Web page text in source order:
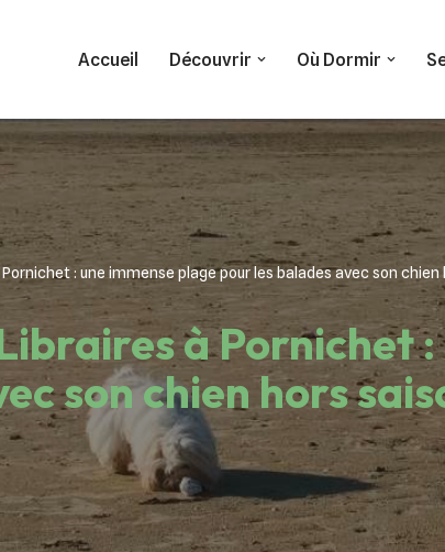
Accueil Découvrir Où Dormir
: une immense plage pour les balades avec son chien
à Pornichet
son chien hors